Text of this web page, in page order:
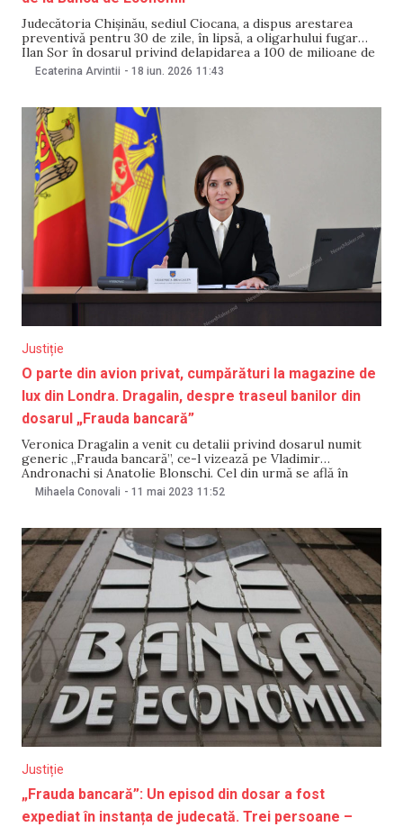
Judecătoria Chișinău, sediul Ciocana, a dispus arestarea
preventivă pentru 30 de zile, în lipsă, a oligarhului fugar
Ilan Șor în dosarul privind delapidarea a 100 de milioane de
dolari de la Banca de Economii (BE,). Decizia a fost
Ecaterina Arvintii - 18 iun. 2026 11:43
Justiție
O parte din avion privat, cumpărături la magazine de
lux din Londra. Dragalin, despre traseul banilor din
dosarul „Frauda bancară”
Veronica Dragalin a venit cu detalii privind dosarul numit
generic „Frauda bancară”, ce-l vizează pe Vladimir
Andronachi și Anatolie Blonschi. Cel din urmă se află în
căutare, dar urmărirea penală a fost finalizată în lipsa lui și
Mihaela Conovali - 11 mai 2023 11:52
Justiție
„Frauda bancară”: Un episod din dosar a fost
expediat în instanța de judecată. Trei persoane –